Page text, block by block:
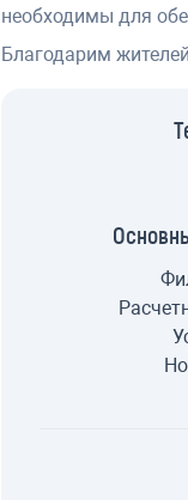
необходимы для
Благодарим